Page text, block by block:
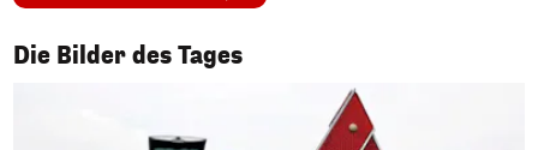
Die Bilder des Tages
1/50